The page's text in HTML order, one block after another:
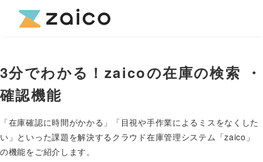
3分でわかる！zaicoの在庫の検索 ・
確認機能
「在庫確認に時間がかかる」「目視や手作業によるミスをなくした
い」といった課題を解決するクラウド在庫管理システム「zaico」
の機能をご紹介します。